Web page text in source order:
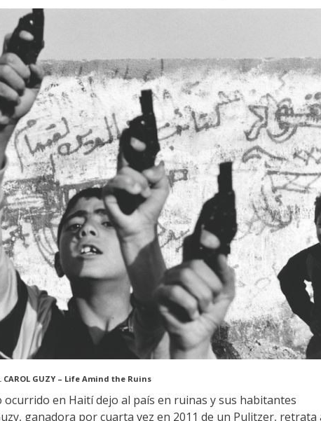
CAROL GUZY – Life Amind the Ruins
en Haití dejo al país en ruinas y sus habitantes
ganadora por cuarta vez en 2011 de un Pulitzer, retrata